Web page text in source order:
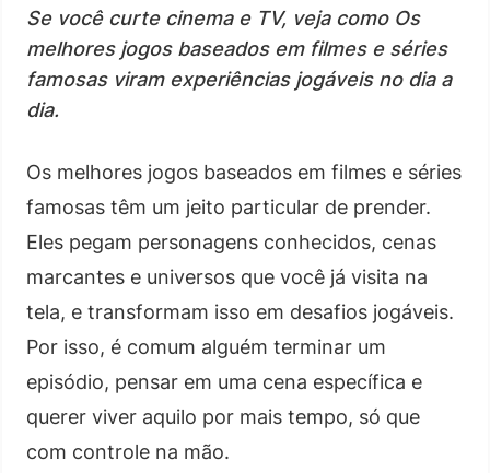
Se você curte cinema e TV, veja como Os
melhores jogos baseados em filmes e séries
famosas viram experiências jogáveis no dia a
dia.
Os melhores jogos baseados em filmes e séries
famosas têm um jeito particular de prender.
Eles pegam personagens conhecidos, cenas
marcantes e universos que você já visita na
tela, e transformam isso em desafios jogáveis.
Por isso, é comum alguém terminar um
episódio, pensar em uma cena específica e
querer viver aquilo por mais tempo, só que
com controle na mão.